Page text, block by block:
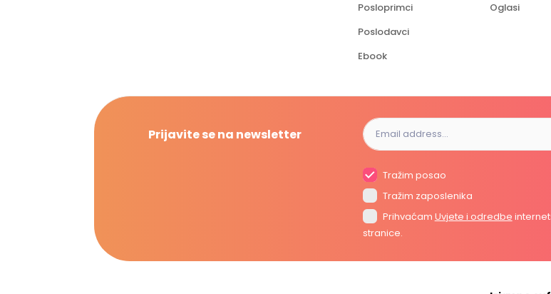
Posloprimci
Poslodavci
Ebook
Oglasi
Prijavite se na newsletter
Tražim posao
Tražim zaposlenika
Prihvaćam Uvjete i odredbe
stranice.